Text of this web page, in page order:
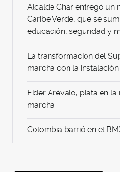
Alcalde Char entregó un
Caribe Verde, que se
educación, seguridad y
La transformación del
marcha con la
Eider Arévalo, plata en
marcha
Colombia barrió en el